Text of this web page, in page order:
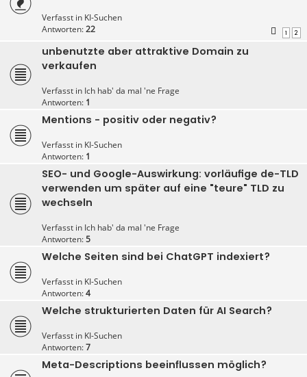
Verfasst in KI-Suchen
Antworten:22 1 2
unbenutzte aber attraktive Domain zu
verkaufen
Verfasst in Ich hab' da mal 'ne Frage
Antworten: 1
Mentions - positiv oder negativ?
Verfasst in KI-Suchen
Antworten: 1
SEO- und Google-Auswirkung: vorläufige de-TLD
verwenden um später auf eine "teure" TLD zu
wechseln
Verfasst in Ich hab' da mal 'ne Frage
Antworten:5
Welche Seiten sind bei ChatGPT indexiert?
Verfasst in KI-Suchen
Antworten:4
Welche strukturierten Daten für AI Search?
Verfasst in KI-Suchen
Antworten:7
Meta-Descriptions beeinflussen möglich?